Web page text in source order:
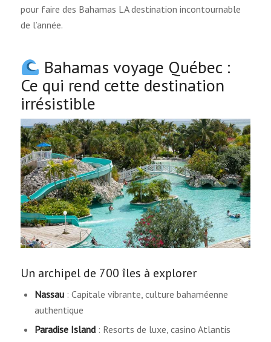
pour faire des Bahamas LA destination incontournable
de l’année.
Bahamas voyage Québec :
Ce qui rend cette destination
irrésistible
Un archipel de 700 îles à explorer
Nassau: Capitale vibrante, culture bahaméenne
authentique
Paradise Island: Resorts de luxe, casino Atlantis